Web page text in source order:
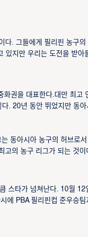
다. 그들에게 필리핀 농구의
있지만 우리는 도전을 받아
권을 대표한다.대만 최고
. 20년 동안 뛰었지만 동아
동아시아 농구의 허브로서
고의 농구 리그가 되는 것이
스타가 넘쳐난다. 10월 12
에 PBA 필리핀컵 준우승팀